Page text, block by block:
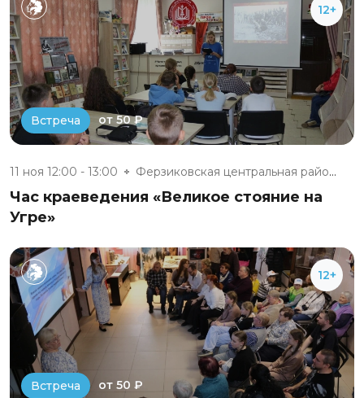
12+
Встреча от 50 ₽
11 ноя 12:00 - 13:00 Ферзиковская центральная район...
Час краеведения «Великое стояние на
Угре»
12+
Встреча от 50 ₽